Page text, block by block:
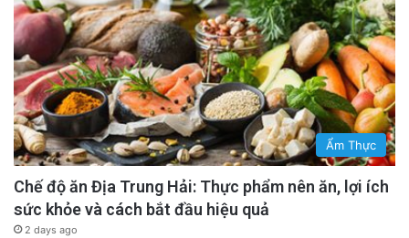
Ẩm Thực
Chế độ ăn Địa Trung Hải: Thực phẩm nên ăn, lợi ích
sức khỏe và cách bắt đầu hiệu quả
2 days ago